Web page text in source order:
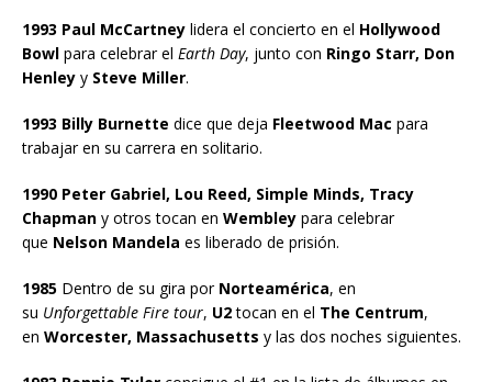
1993 Paul McCartney lidera el concierto en el Hollywood
Bowl para celebrar el Earth Day, junto con Ringo Starr, Don
Henley y Steve Miller.
1993 Billy Burnette dice que deja Fleetwood Mac para
trabajar en su carrera en solitario.
1990 Peter Gabriel, Lou Reed, Simple Minds, Tracy
Chapman y otros tocan en Wembley para celebrar
que Nelson Mandela es liberado de prisión.
1985 Dentro de su gira porNorteamérica, en
su Unforgettable Fire tour, U2tocan en el The Centrum,
en Worcester, Massachusetts y las dos noches siguientes.